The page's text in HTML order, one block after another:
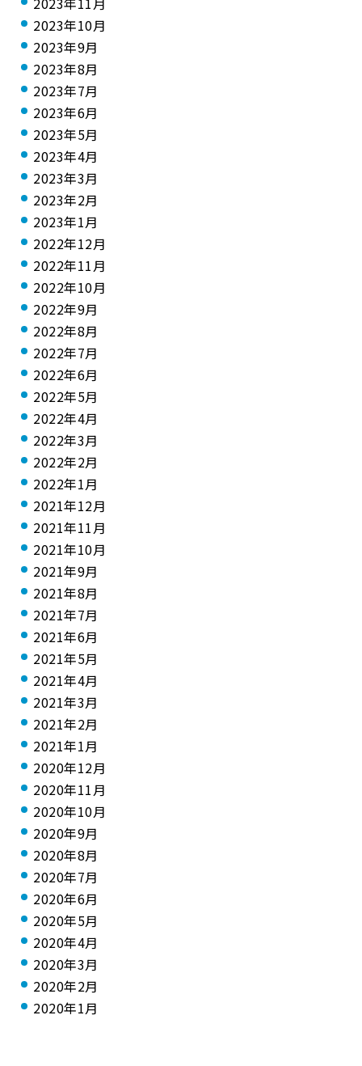
2023年10月
2023年9月
2023年8月
2023年7月
2023年6月
2023年5月
2023年4月
2023年3月
2023年2月
2023年1月
2022年12月
2022年11月
2022年10月
2022年9月
2022年8月
2022年7月
2022年6月
2022年5月
2022年4月
2022年3月
2022年2月
2022年1月
2021年12月
2021年11月
2021年10月
2021年9月
2021年8月
2021年7月
2021年6月
2021年5月
2021年4月
2021年3月
2021年2月
2021年1月
2020年12月
2020年11月
2020年10月
2020年9月
2020年8月
2020年7月
2020年6月
2020年5月
2020年4月
2020年3月
2020年2月
2020年1月